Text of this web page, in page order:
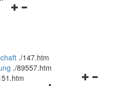
Navigationsmenü
./147.htm
./89557.htm